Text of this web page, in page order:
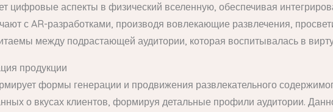
цифровые аспекты в физический вселенную, обеспечивая
с AR-разработками, производя вовлекающие развлечения,
между подрастающей аудитории, которая воспитывалась в
продукции
формы генерации и продвижения развлекательного
о вкусах клиентов, формируя детальные профили аудитории.